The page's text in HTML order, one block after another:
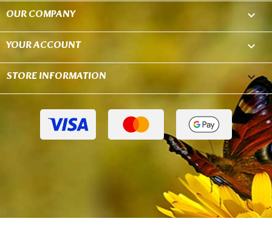
OUR COMPANY 
YOUR ACCOUNT 
STORE INFORMATION keyboard_arrow_down